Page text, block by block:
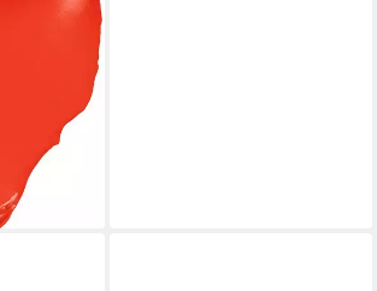
und
Halt
bei dir
+4